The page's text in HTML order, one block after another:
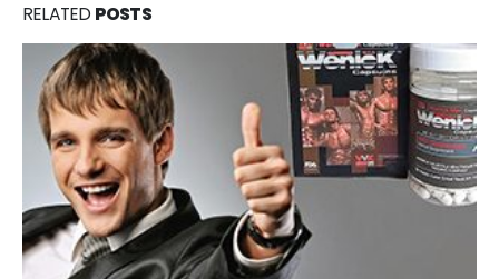
RELATED POSTS